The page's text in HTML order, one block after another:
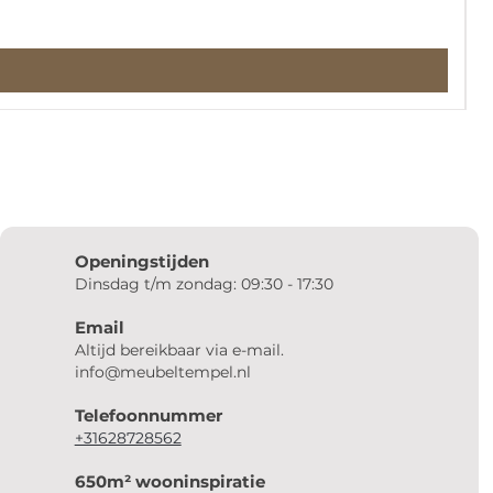
Openingstijden
Dinsdag t/m zondag: 09:30 - 17:30
Email
Altijd bereikbaar via e-mail.
info@meubeltempel.nl
Telefoonnummer
+31628728562
650m² wooninspiratie